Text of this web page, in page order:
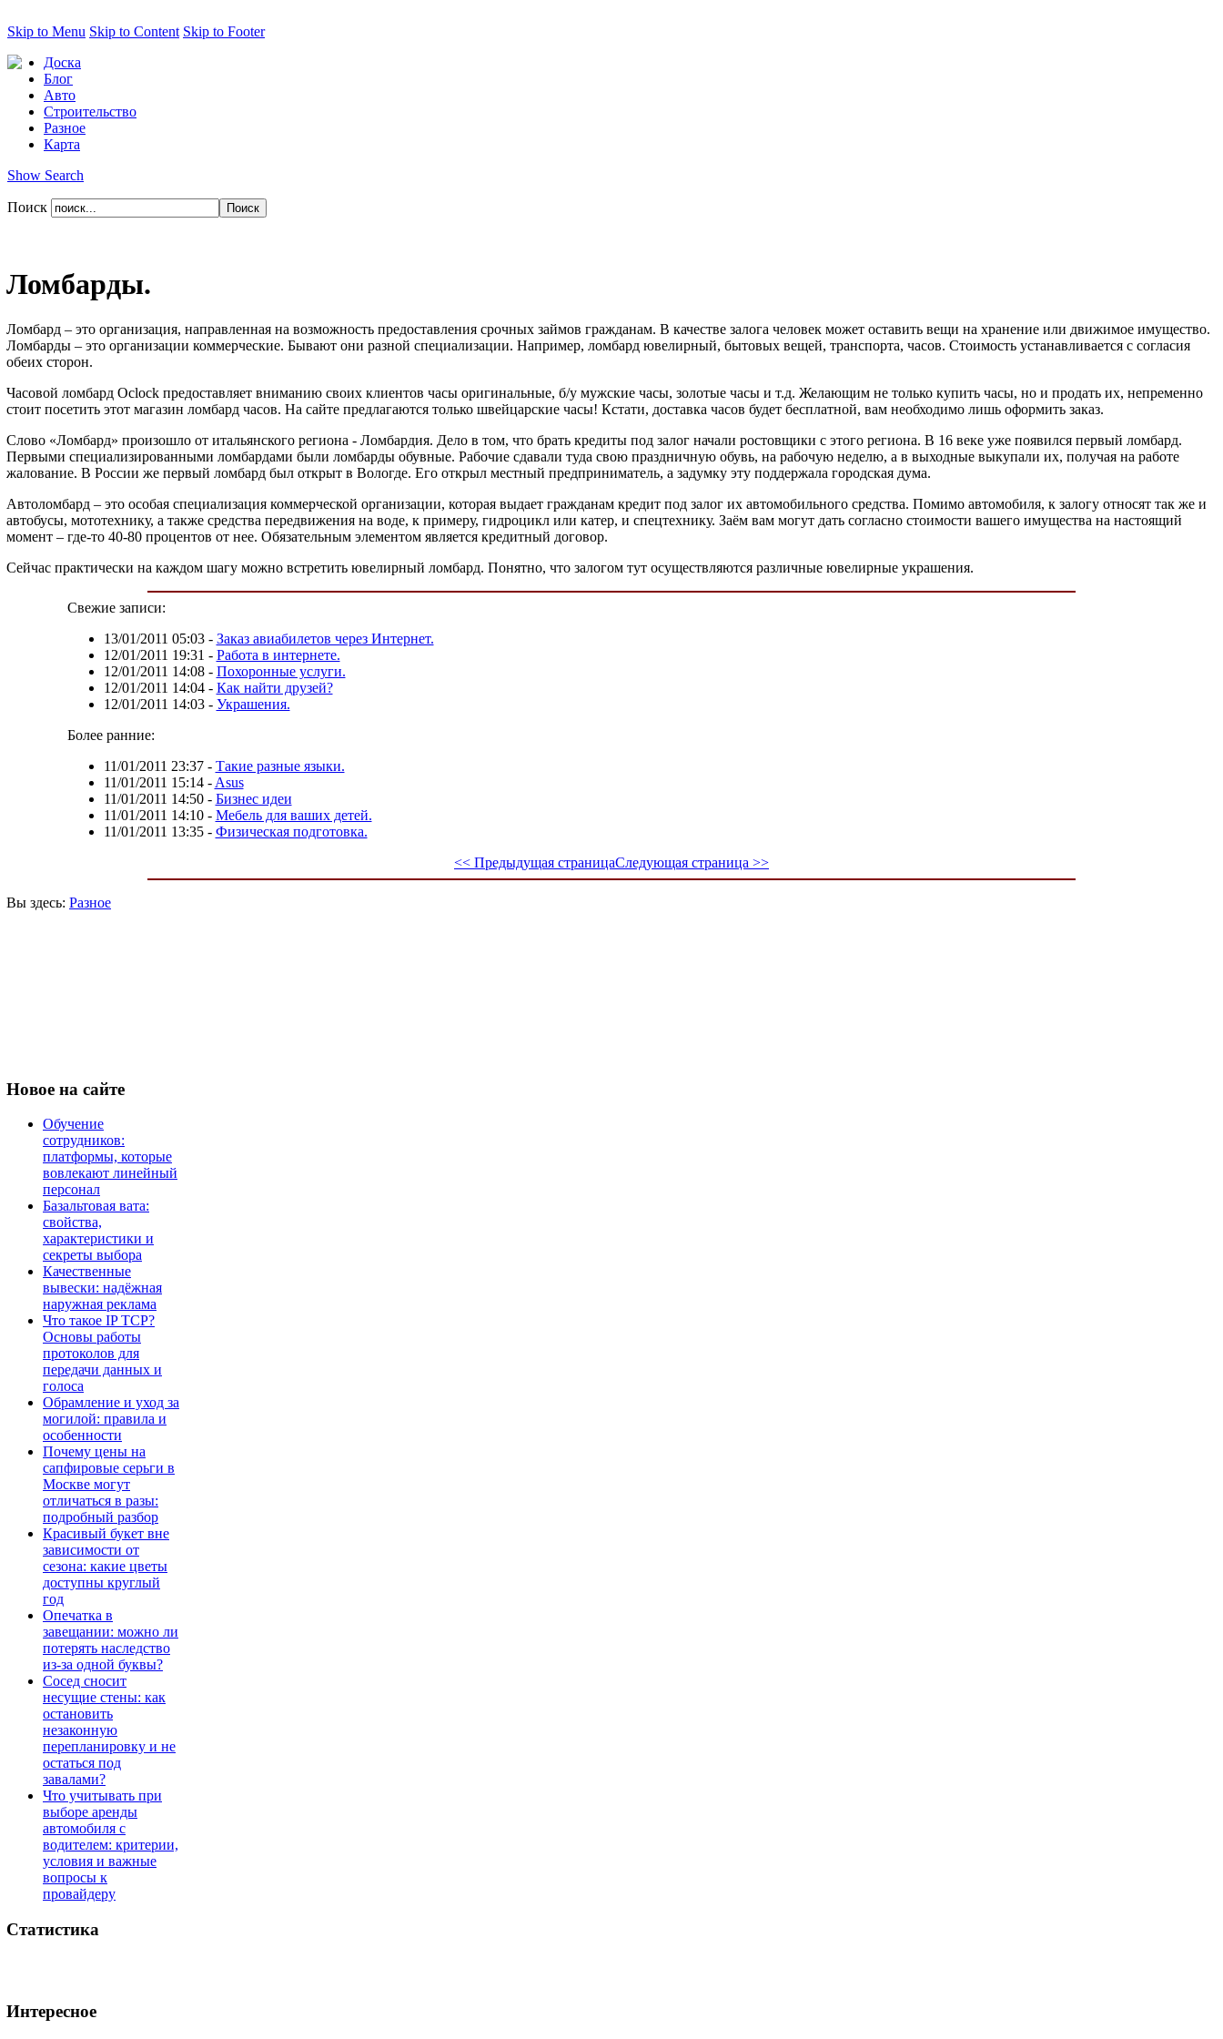
Skip to Menu Skip to Content Skip to Footer
Доска
Блог
Авто
Строительство
Разное
Карта
Show Search
Поиск
Ломбарды.
Ломбард – это организация, направленная на возможность предоставления срочных займов гражданам. В качестве залога человек может оставить вещи на хранение или движимое имущество.
Ломбарды – это организации коммерческие. Бывают они разной специализации. Например, ломбард ювелирный, бытовых вещей, транспорта, часов. Стоимость устанавливается с согласия
обеих сторон.
Часовой ломбард Oclock предоставляет вниманию своих клиентов часы оригинальные, б/у мужские часы, золотые часы и т.д. Желающим не только купить часы, но и продать их, непременно
стоит посетить этот магазин ломбард часов. На сайте предлагаются только швейцарские часы! Кстати, доставка часов будет бесплатной, вам необходимо лишь оформить заказ.
Слово «Ломбард» произошло от итальянского региона - Ломбардия. Дело в том, что брать кредиты под залог начали ростовщики с этого региона. В 16 веке уже появился первый ломбард.
Первыми специализированными ломбардами были ломбарды обувные. Рабочие сдавали туда свою праздничную обувь, на рабочую неделю, а в выходные выкупали их, получая на работе
жалование. В России же первый ломбард был открыт в Вологде. Его открыл местный предприниматель, а задумку эту поддержала городская дума.
Автоломбард – это особая специализация коммерческой организации, которая выдает гражданам кредит под залог их автомобильного средства. Помимо автомобиля, к залогу относят так же и
автобусы, мототехнику, а также средства передвижения на воде, к примеру, гидроцикл или катер, и спецтехнику. Заём вам могут дать согласно стоимости вашего имущества на настоящий
момент – где-то 40-80 процентов от нее. Обязательным элементом является кредитный договор.
Сейчас практически на каждом шагу можно встретить ювелирный ломбард. Понятно, что залогом тут осуществляются различные ювелирные украшения.
Свежие записи:
13/01/2011 05:03- Заказ авиабилетов через Интернет.
12/01/2011 19:31 - Работа в интернете.
12/01/2011 14:08- Похоронные услуги.
12/01/2011 14:04- Как найти друзей?
12/01/2011 14:03- Украшения.
Более ранние:
11/01/2011 23:37- Такие разные языки.
11/01/2011 15:14- Asus
11/01/2011 14:50- Бизнес идеи
11/01/2011 14:10- Мебель для ваших детей.
11/01/2011 13:35- Физическая подготовка.
<< Предыдущая страницаСледующая страница >>
Вы здесь: Разное
Новое на сайте
Обучение
сотрудников:
платформы, которые
вовлекают линейный
персонал
Базальтовая вата:
свойства,
характеристики и
секреты выбора
Качественные
вывески: надёжная
наружная реклама
Что такое IP TCP?
Основы работы
протоколов для
передачи данных и
голоса
Обрамление и уход за
могилой: правила и
особенности
Почему цены на
сапфировые серьги в
Москве могут
отличаться в разы:
подробный разбор
Красивый букет вне
зависимости от
сезона: какие цветы
доступны круглый
год
Опечатка в
завещании: можно ли
потерять наследство
из-за одной буквы?
Сосед сносит
несущие стены: как
остановить
незаконную
перепланировку и не
остаться под
завалами?
Что учитывать при
выборе аренды
автомобиля с
водителем: критерии,
условия и важные
вопросы к
провайдеру
Статистика
Интересное